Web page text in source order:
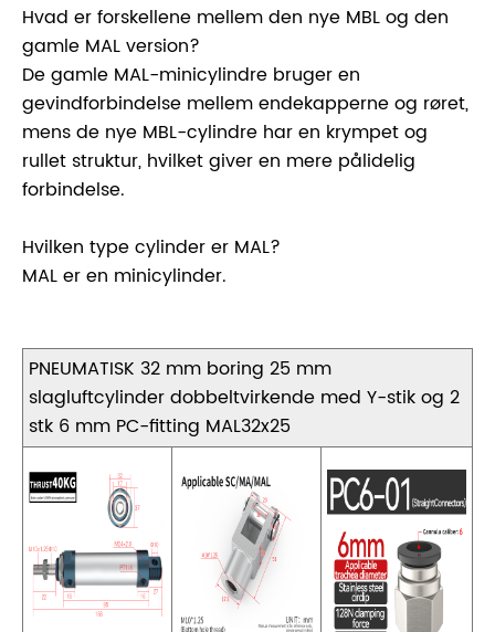
Hvad er forskellene mellem den nye MBL og den
gamle MAL version?
De gamle MAL-minicylindre bruger en
gevindforbindelse mellem endekapperne og røret,
mens de nye MBL-cylindre har en krympet og
rullet struktur, hvilket giver en mere pålidelig
forbindelse.
Hvilken type cylinder er MAL?
MAL er en minicylinder.
PNEUMATISK 32 mm boring 25 mm
slagluftcylinder dobbeltvirkende med Y-stik og 2
stk 6 mm PC-fitting MAL32x25